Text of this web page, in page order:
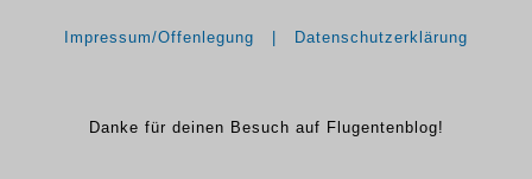
Impressum/Offenlegung Datenschutzerklärung
Danke für deinen Besuch auf Flugentenblog!